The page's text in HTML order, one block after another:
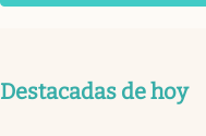
Destacadas de hoy